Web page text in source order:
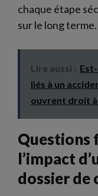
chaque étape
sur le long terme.
Lire aussi :
liés à un
ouvrent droit à
Questions
l’impact
dossier de